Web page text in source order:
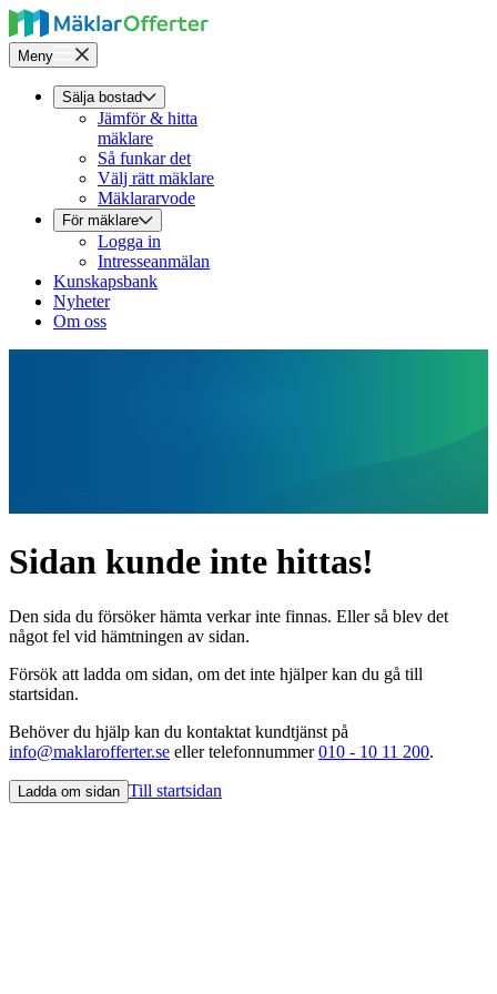
Meny
Sälja bostad
Jämför & hitta
mäklare
Så funkar det
Välj rätt mäklare
Mäklararvode
För mäklare
Logga in
Intresseanmälan
Kunskapsbank
Nyheter
Om oss
Sidan kunde inte hittas!
Den sida du försöker hämta verkar inte finnas. Eller så blev det
något fel vid hämtningen av sidan.
Försök att ladda om sidan, om det inte hjälper kan du gå till
startsidan.
Behöver du hjälp kan du kontaktat kundtjänst på
info@maklarofferter.se eller telefonnummer010 - 10 11 200.
Ladda om sidan Till startsidan